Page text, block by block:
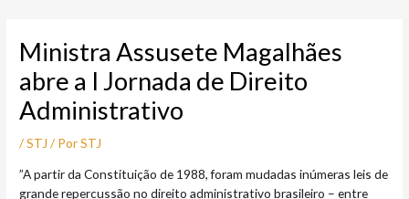
conteúdo
Ministra Assusete Magalhães
abre a I Jornada de Direito
Administrativo
/STJ / PorSTJ
​​”A partir da Constituição de 1988, foram mudadas inúmeras leis de
grande repercussão no direito administrativo brasileiro – entre